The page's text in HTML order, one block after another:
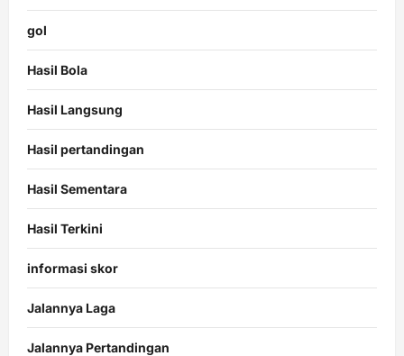
gol
Hasil Bola
Hasil Langsung
Hasil pertandingan
Hasil Sementara
Hasil Terkini
informasi skor
Jalannya Laga
Jalannya Pertandingan